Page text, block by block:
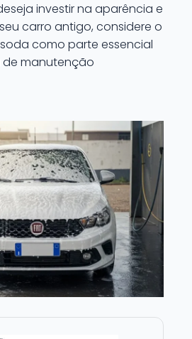
investir na aparência e
carro antigo, considere o
como parte essencial
manutenção